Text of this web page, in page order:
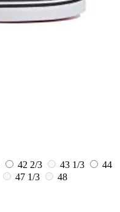
42 2/3 43 1/3
44
47 1/3
48